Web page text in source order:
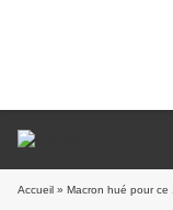
Accueil » Macron hué pour ce 14